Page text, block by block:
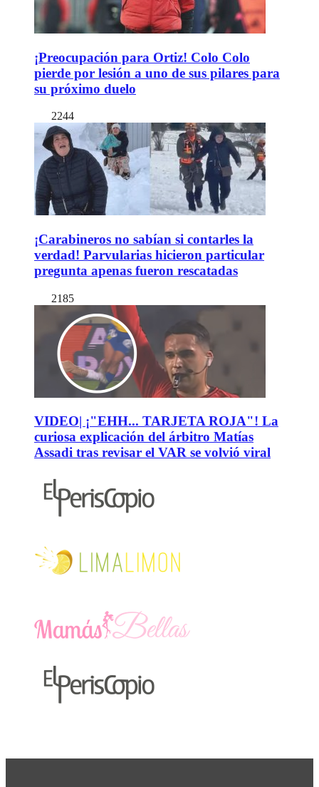
¡Preocupación para Ortiz! Colo Colo
pierde por lesión a uno de sus pilares para
su próximo duelo
2244
¡Carabineros no sabían si contarles la
verdad! Parvularias hicieron particular
pregunta apenas fueron rescatadas
2185
VIDEO| ¡"EHH... TARJETA ROJA"! La
curiosa explicación del árbitro Matías
Assadi tras revisar el VAR se volvió viral